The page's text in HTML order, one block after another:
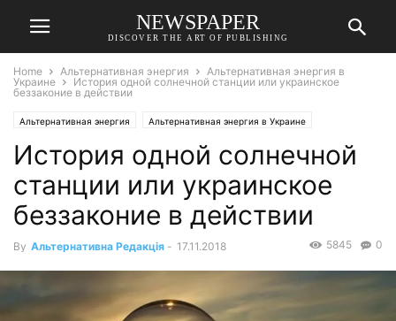
NEWSPAPER
DISCOVER THE ART OF PUBLISHING
Home Альтернативная энергия
Альтернативная энергия в
Украине
История одной солнечной станции или украинское
беззаконие в действии
Альтернативная энергия Альтернативная энергия в Украине
История одной солнечной
станции или украинское
беззаконие в действии
By Альтернативна Редакція - 17.11.2018 0
5845